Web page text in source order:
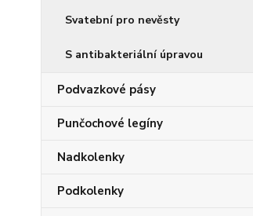
Svatební pro nevěsty
S antibakteriální úpravou
Podvazkové pásy
Punčochové legíny
Nadkolenky
Podkolenky